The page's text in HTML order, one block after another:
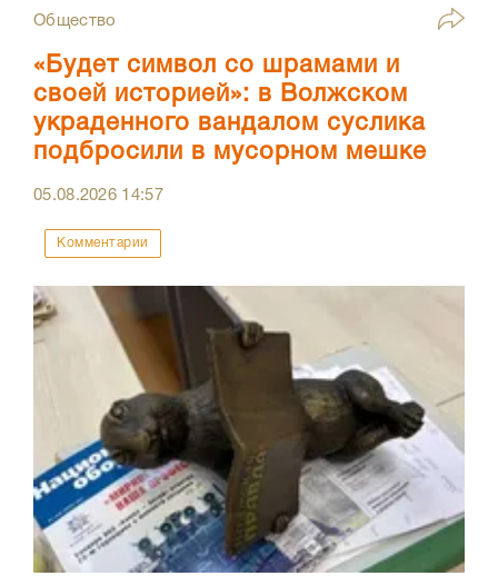
Общество
«Будет символ со шрамами и
своей историей»: в Волжском
украденного вандалом суслика
подбросили в мусорном мешке
05.08.2026 14:57
Комментарии